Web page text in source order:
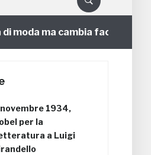
ma cambia faccia
1934,
per la
a Luigi